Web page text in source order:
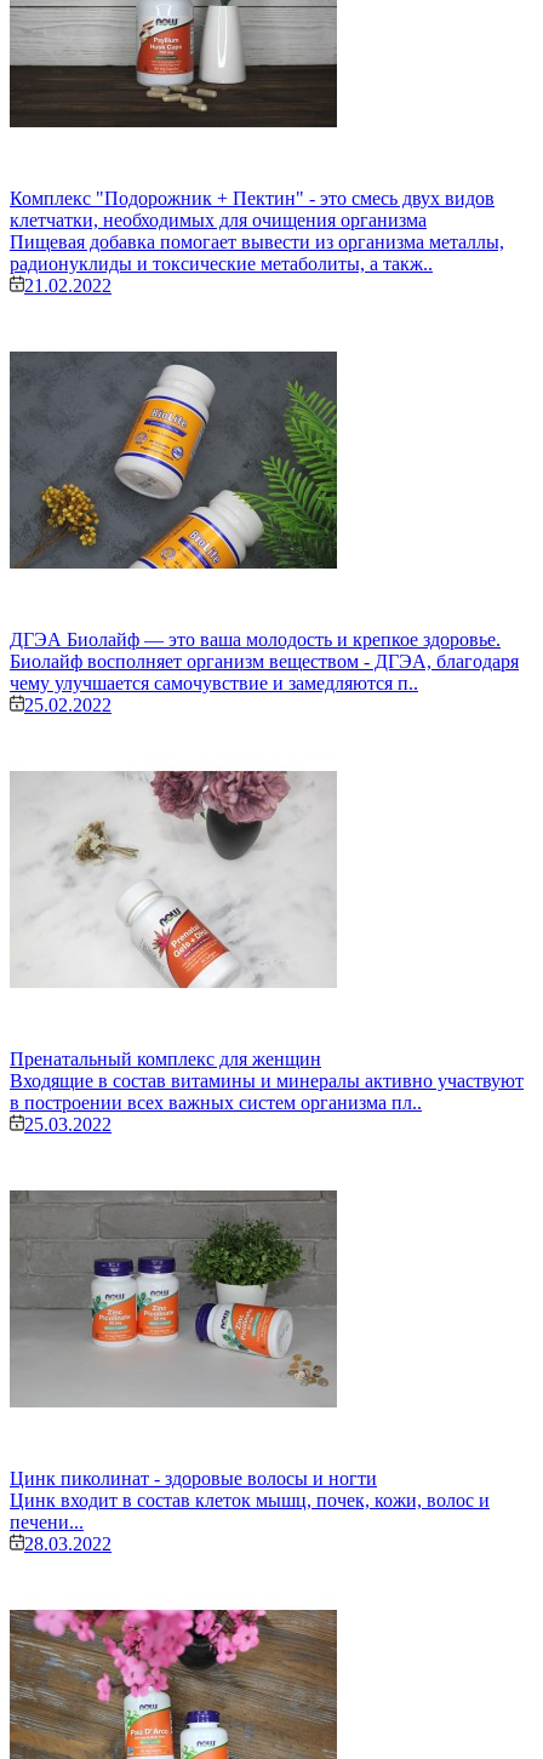
Комплекс "Подорожник + Пектин" - это смесь двух видов
клетчатки, необходимых для очищения организма
Пищевая добавка помогает вывести из организма металлы,
радионуклиды и токсические метаболиты, а такж..
21.02.2022
ДГЭА Биолайф — это ваша молодость и крепкое здоровье.
Биолайф восполняет организм веществом - ДГЭА, благодаря
чему улучшается самочувствие и замедляются п..
25.02.2022
Пренатальный комплекс для женщин
Входящие в состав витамины и минералы активно участвуют
в построении всех важных систем организма пл..
25.03.2022
Цинк пиколинат - здоровые волосы и ногти
Цинк входит в состав клеток мышц, почек, кожи, волос и
печени...
28.03.2022